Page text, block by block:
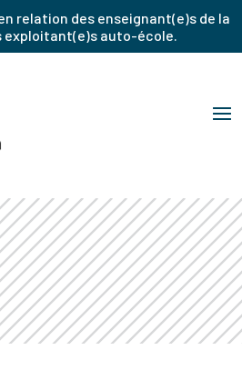
relation des enseignant(e)s de la
exploitant(e)s auto-école.